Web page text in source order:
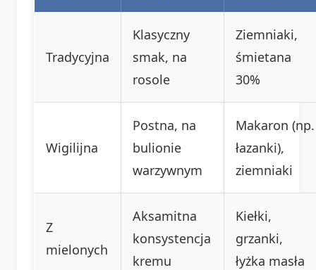
Tradycyjna
Klasyczny
smak, na
rosole
Ziemniaki,
śmietana
30%
Wigilijna
Postna, na
bulionie
warzywnym
Makaron (np.
łazanki),
ziemniaki
Z
mielonych
Aksamitna
konsystencja
kremu
Kiełki,
grzanki,
łyżka masła